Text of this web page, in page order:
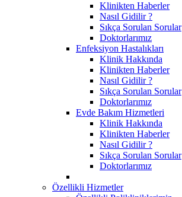
Klinikten Haberler
Nasıl Gidilir ?
Sıkça Sorulan Sorular
Doktorlarımız
Enfeksiyon Hastalıkları
Klinik Hakkında
Klinikten Haberler
Nasıl Gidilir ?
Sıkça Sorulan Sorular
Doktorlarımız
Evde Bakım Hizmetleri
Klinik Hakkında
Klinikten Haberler
Nasıl Gidilir ?
Sıkça Sorulan Sorular
Doktorlarımız
Özellikli Hizmetler